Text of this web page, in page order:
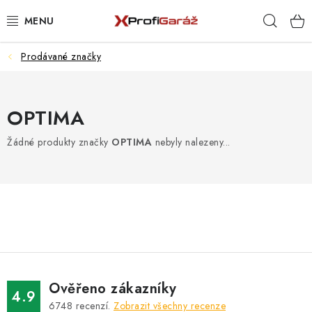
na
REALIZACE & ŘEŠENÍ
Prodávané značky
OPTIMA
Žádné produkty značky OPTIMA nebyly nalezeny...
4.9 Ověřeno zákazníky
6748 recenzí. Zobrazit všechny recenze